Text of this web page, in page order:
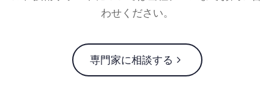
わせください。
専門家に相談する